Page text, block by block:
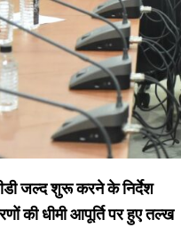
जल्द शुरू करने के निर्देश
की धीमी आपूर्ति पर हुए तल्ख